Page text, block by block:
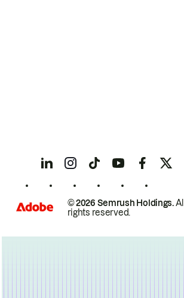
© 2026 Semrush Holdings.All
rights reserved.